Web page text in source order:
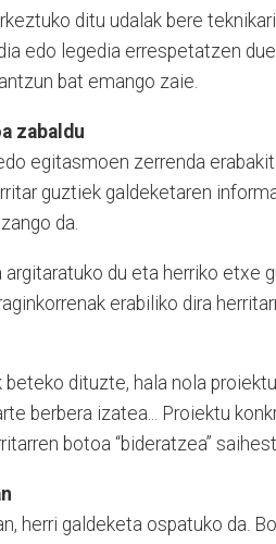
ditu udalak bere
edo legedia errespetatzen
bat emango zaie.
zabaldu
egitasmoen zerrenda
guztiek galdeketaren
da.
du eta herriko etxe
erabiliko dira
dituzte, hala nola
berbera izatea... Proiektu
botoa “bideratzea”
herri galdeketa ospatuko da.